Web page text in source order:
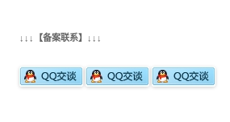
航
↓↓↓【备案联系】↓↓↓